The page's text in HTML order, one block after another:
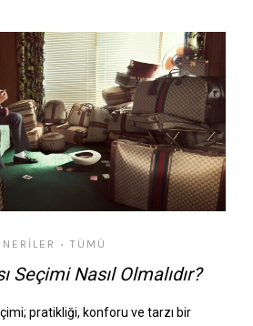
• TÜMÜ
Seçimi Nasıl Olmalıdır?
pratikliği, konforu ve tarzı bir